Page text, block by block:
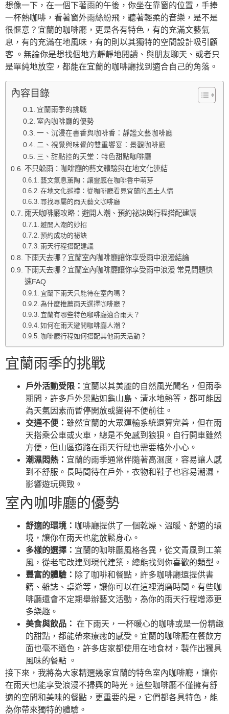
想像一下，在一個下著雨的午後，你坐在靠窗的位置，手捧
一杯熱咖啡，看著窗外雨絲紛飛，聽著輕柔的音樂，是不是
很愜意？宜蘭的咖啡廳，更是各有特色，有的充滿文藝氣
息，有的充滿在地風味，有的則以其獨特的空間設計吸引顧
客 。無論你是想找個地方靜靜地閱讀、與朋友聊天、或者只
是單純地放空，都能在宜蘭的咖啡廳找到適合自己的角落。
內容目錄
宜蘭雨季的挑戰
室內咖啡廳的優勢
一、沉浸在書香與咖啡香：靜謐文藝咖啡廳
二、視覺與味覺的雙重饗宴：景觀咖啡廳
三、甜點控的天堂：特色甜點咖啡廳
不只躲雨：咖啡廳的藝文體驗與在地文化連結
藝文氣息薰陶：讓靈感在咖啡香中萌芽
在地文化巡禮：從咖啡廳看見宜蘭的風土人情
尋找專屬的雨天藝文咖啡廳
雨天咖啡廳攻略：避開人潮、預約祕訣與行程搭配建議
避開人潮的妙招
預約成功的祕訣
雨天行程搭配建議
下雨天去哪？宜蘭室內咖啡廳讓你享受雨中浪漫結論
下雨天去哪？宜蘭室內咖啡廳讓你享受雨中浪漫 常見問題快
速FAQ
宜蘭下雨天只能待在室內嗎？
為什麼推薦雨天選擇咖啡廳？
宜蘭有哪些特色咖啡廳適合雨天？
如何在雨天避開咖啡廳人潮？
咖啡廳行程如何搭配其他雨天活動？
宜蘭雨季的挑戰
戶外活動受限： 宜蘭以其美麗的自然風光聞名，但雨季
期間，許多戶外景點如龜山島、清水地熱等，都可能因
為天氣因素而暫停開放或變得不便前往。
交通不便： 雖然宜蘭的大眾運輸系統還算完善，但在雨
天搭乘公車或火車，總是不免感到狼狽。自行開車雖然
方便，但山區道路在雨天行駛也需要格外小心。
潮濕悶熱： 宜蘭的雨季通常伴隨著高濕度，容易讓人感
到不舒服。長時間待在戶外，衣物和鞋子也容易潮濕，
影響遊玩興致。
室內咖啡廳的優勢
舒適的環境： 咖啡廳提供了一個乾燥、溫暖、舒適的環
境，讓你在雨天也能放鬆身心。
多樣的選擇： 宜蘭的咖啡廳風格各異，從文青風到工業
風，從老宅改建到現代建築，總能找到你喜歡的類型。
豐富的體驗： 除了咖啡和餐點，許多咖啡廳還提供書
籍、雜誌、桌遊等，讓你可以在這裡消磨時間。有些咖
啡廳還會不定期舉辦藝文活動，為你的雨天行程增添更
多樂趣。
美食與飲品： 在下雨天，一杯暖心的咖啡或是一份精緻
的甜點，都能帶來療癒的感受。宜蘭的咖啡廳在餐飲方
面也毫不遜色，許多店家都使用在地食材，製作出獨具
風味的餐點 。
接下來，我將為大家精選幾家宜蘭的特色室內咖啡廳，讓你
在雨天也能享受浪漫不掃興的時光。這些咖啡廳不僅擁有舒
適的空間和美味的餐點，更重要的是，它們都各具特色，能
為你帶來獨特的體驗。